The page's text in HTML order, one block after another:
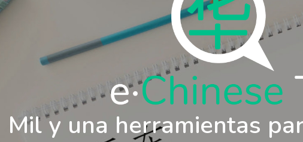
Mil y una herramientas